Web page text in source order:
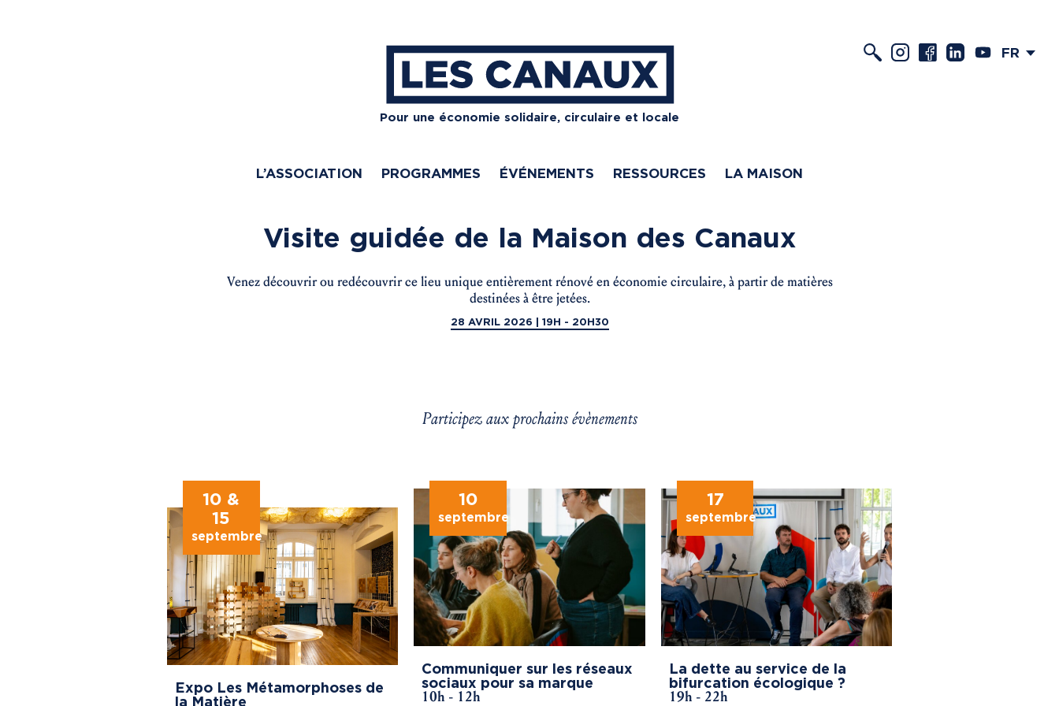
Pour une économie solidaire, circulaire et locale
L’ASSOCIATION PROGRAMMES ÉVÉNEMENTS RESSOURCES LA MAISON
FR
Visite guidée de la Maison des Canaux
Venez découvrir ou redécouvrir ce lieu unique entièrement rénové en économie circulaire, à partir de matières
destinées à être jetées.
28 AVRIL 2026 | 19H - 20H30
Participez aux prochains évènements
10 &
15
septembre
Expo Les Métamorphoses de
la Matière
10
septembre
Communiquer sur les réseaux
sociaux pour sa marque
10h - 12h
17
septembre
La dette au service de la
bifurcation écologique ?
19h - 22h